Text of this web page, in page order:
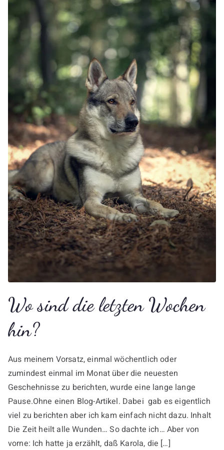
Wo sind die letzten Wochen
hin?
Aus meinem Vorsatz, einmal wöchentlich oder
zumindest einmal im Monat über die neuesten
Geschehnisse zu berichten, wurde eine lange lange
Pause.Ohne einen Blog-Artikel. Dabei gab es eigentlich
viel zu berichten aber ich kam einfach nicht dazu. Inhalt
Die Zeit heilt alle Wunden… So dachte ich… Aber von
vorne: Ich hatte ja erzählt, daß Karola, die […]